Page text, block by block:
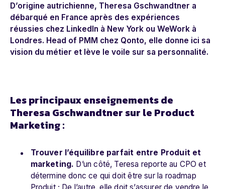
D’origine autrichienne, Theresa Gschwandtner a
débarqué en France après des expériences
réussies chez LinkedIn à New York ou WeWork à
Londres. Head of PMM chez Qonto, elle donne ici sa
vision du métier et lève le voile sur sa personnalité.
Les principaux enseignements de
Theresa Gschwandtner sur le Product
Marketing :
Trouver l’équilibre parfait entre Produit et
marketing. D’un côté, Teresa reporte au CPO et
détermine donc ce qui doit être sur la roadmap
Produit ; De l’autre, elle doit s’assurer de vendre le